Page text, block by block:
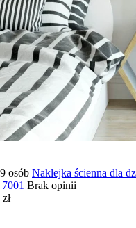
osób Naklejka ścienna dla
Brak opinii